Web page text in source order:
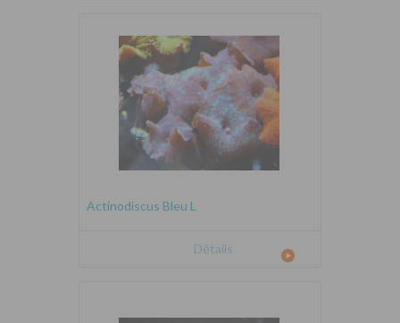
Actinodiscus Bleu L
Détails